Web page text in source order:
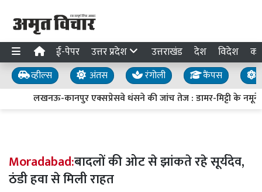
ई-पेपर उत्तर प्रदेश उत्तराखंड देश विदेश
व्हील्स अंतस रंगोली कैंपस
लखनऊ-कानपुर एक्सप्रेसवे धंसने की जांच तेज : डामर-मिट्टी के नमूने
Moradabad:बादलों की ओट से झांकते रहे सूर्यदेव,
ठंडी हवा से मिली राहत